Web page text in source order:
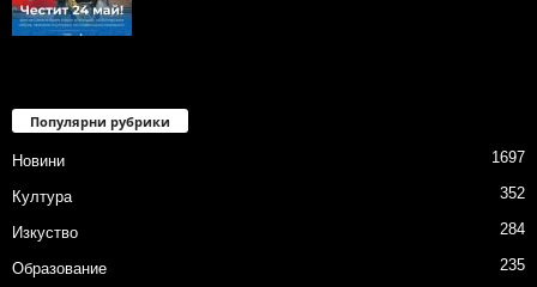
Популярни рубрики
Новини 1697
Култура 352
Изкуство 284
Образование 235